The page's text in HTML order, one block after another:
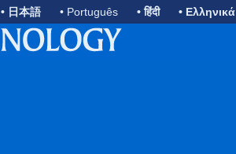
• 日本語 • Português • हिंदी • Ελληνικά